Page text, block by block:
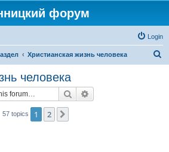
форум
Login
Христианская жизнь человека
человека
Search
57 topics 1 2